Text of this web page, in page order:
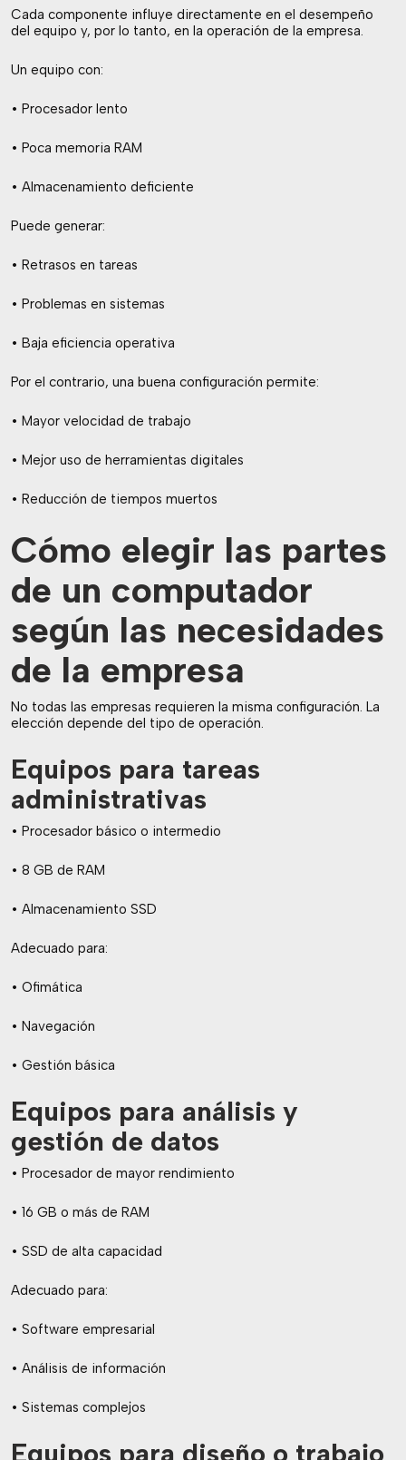
Cada componente influye directamente en el desempeño
del equipo y, por lo tanto, en la operación de la empresa.
Un equipo con:
• Procesador lento
• Poca memoria RAM
• Almacenamiento deficiente
Puede generar:
• Retrasos en tareas
• Problemas en sistemas
• Baja eficiencia operativa
Por el contrario, una buena configuración permite:
• Mayor velocidad de trabajo
• Mejor uso de herramientas digitales
• Reducción de tiempos muertos
Cómo elegir las partes
de un computador
según las necesidades
de la empresa
No todas las empresas requieren la misma configuración. La
elección depende del tipo de operación.
Equipos para tareas
administrativas
• Procesador básico o intermedio
• 8 GB de RAM
• Almacenamiento SSD
Adecuado para:
• Ofimática
• Navegación
• Gestión básica
Equipos para análisis y
gestión de datos
• Procesador de mayor rendimiento
• 16 GB o más de RAM
• SSD de alta capacidad
Adecuado para:
• Software empresarial
• Análisis de información
• Sistemas complejos
Equipos para diseño o trabajo